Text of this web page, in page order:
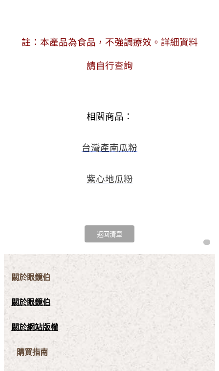
註：本產品為食品，不強調療效。詳細資料
請自行查詢
相關商品：
台灣產南瓜粉
紫心地瓜粉
關於眼鏡伯
關於眼鏡伯
關於網站版權
購買指南